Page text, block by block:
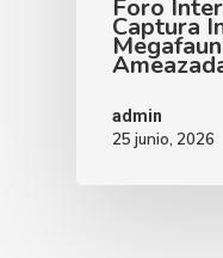
Foro
Captura
admin
25 junio, 2026